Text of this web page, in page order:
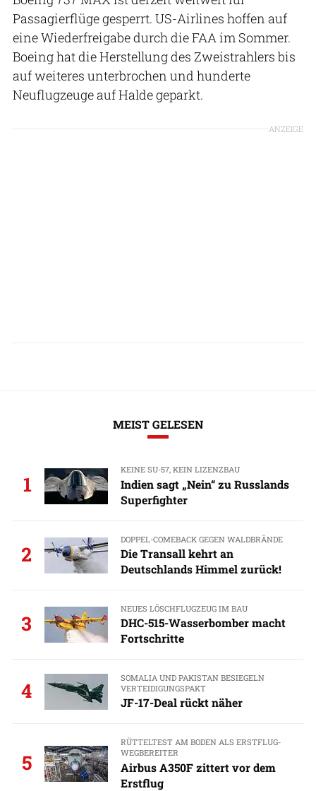
Passagierflüge gesperrt. US-Airlines hoffen auf
eine Wiederfreigabe durch die FAA im Sommer.
Boeing hat die Herstellung des Zweistrahlers bis
auf weiteres unterbrochen und hunderte
Neuflugzeuge auf Halde geparkt.
ANZEIGE
MEIST GELESEN
1
KEINE SU-57, KEIN LIZENZBAU
Indien sagt „Nein“ zu Russlands
Superfighter
2
DOPPEL-COMEBACK GEGEN WALDBRÄNDE
Die Transall kehrt an
Deutschlands Himmel zurück!
3
NEUES LÖSCHFLUGZEUG IM BAU
DHC-515-Wasserbomber macht
Fortschritte
4
SOMALIA UND PAKISTAN BESIEGELN
VERTEIDIGUNGSPAKT
JF-17-Deal rückt näher
5
RÜTTELTEST AM BODEN ALS ERSTFLUG-
WEGBEREITER
Airbus A350F zittert vor dem
Erstflug